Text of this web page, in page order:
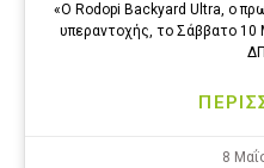
«Ο Rodopi Backyard Ultra, ο
υπεραντοχής, το Σάββατο 10
8